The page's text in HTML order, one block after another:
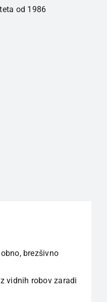
od 1986
brezšivno
vidnih robov zaradi